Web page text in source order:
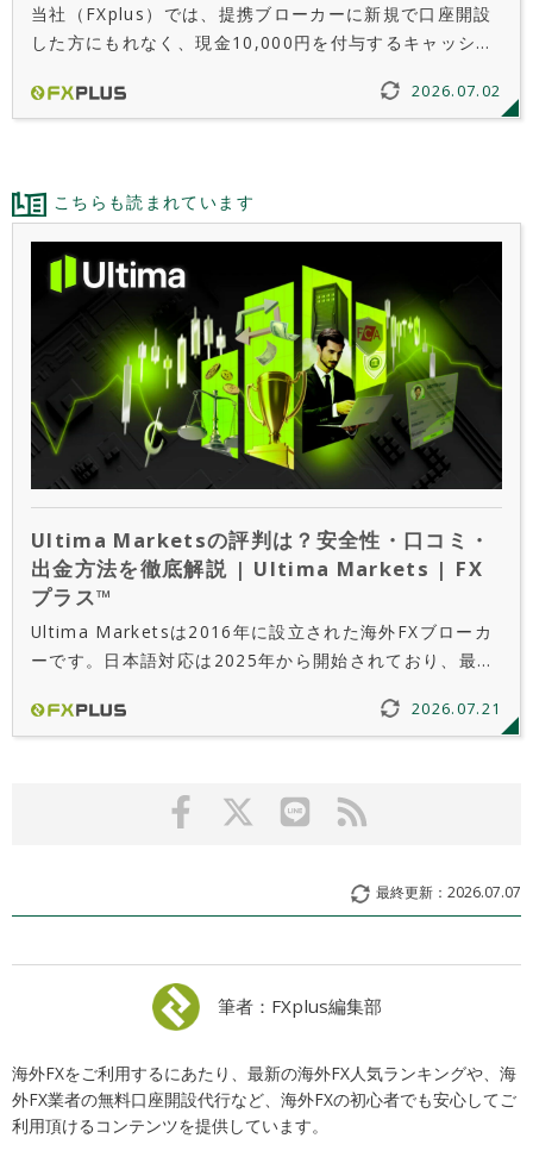
当社（FXplus）では、提携ブローカーに新規で口座開設
した方にもれなく、現金10,000円を付与するキャッシュ
き10,000円のキャッシュバックを受け取れる、大変お得
2026.07.02
こちらも読まれています
Ultima Marketsの評判は？安全性・口コミ・
出金方法を徹底解説 | Ultima Markets | FX
プラス™
Ultima Marketsは2016年に設立された海外FXブローカ
ーです。日本語対応は2025年から開始されており、最大
があります。本記事ではUltima Marketsの特徴や評判を
2026.07.21
最終更新： 2026.07.07
筆者：FXplus編集部
海外FXをご利用するにあたり、最新の海外FX人気ランキングや、海
外FX業者の無料口座開設代行など、海外FXの初心者でも安心してご
利用頂けるコンテンツを提供しています。